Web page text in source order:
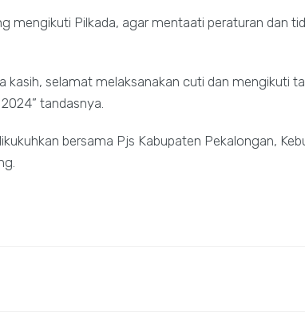
mengikuti Pilkada, agar mentaati peraturan dan
kasih, selamat melaksanakan cuti dan mengikuti
tandasnya.
bersama Pjs Kabupaten Pekalongan,